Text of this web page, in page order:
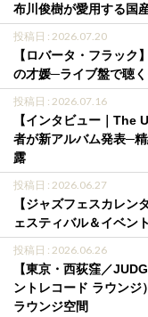
布川俊樹が愛用する国
投稿日 : 2026.07.20
【ロバータ・フラック
の才媛─ライブ盤で聴
投稿日 : 2026.07.16
【インタビュー｜
者が新アルバム発表─
露
投稿日 : 2026.06.27
【ジャズフェスカレ
ェスティバル＆イベント
投稿日 : 2026.06.26
【東京・西荻窪／
ントレコード ラウンジ
ラウンジ空間